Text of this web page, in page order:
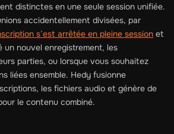
distinctes en une seule session unifiée.
accidentellement divisées, par
s’est arrêtée en pleine session et
un nouvel enregistrement, les
parties, ou lorsque vous souhaitez
liées ensemble. Hedy fusionne
les fichiers audio et génère de
le contenu combiné.